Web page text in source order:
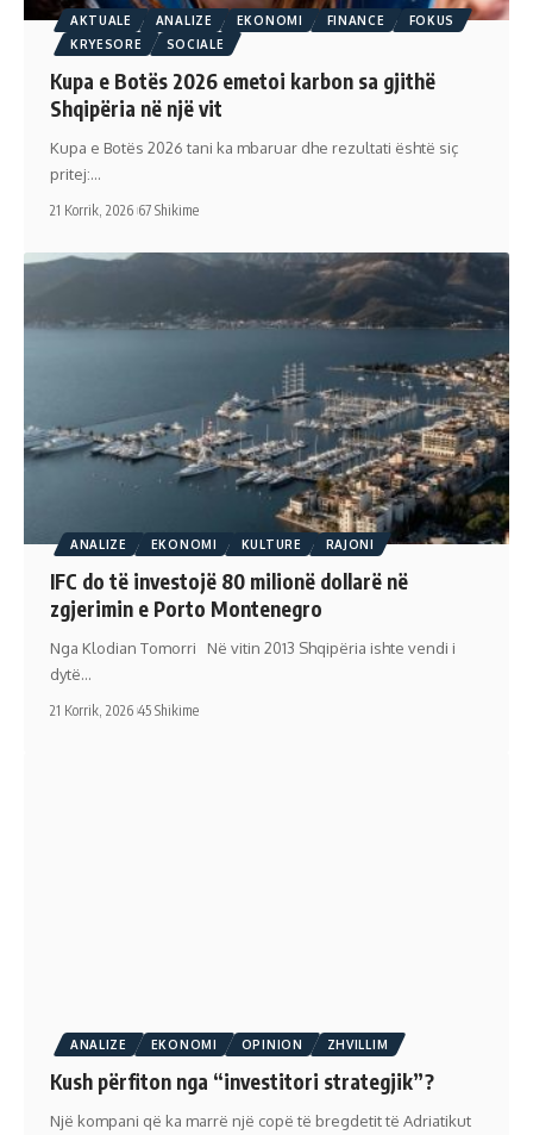
AKTUALE ANALIZE EKONOMI FINANCE
FOKUS
KRYESORE
SOCIALE
Kupa e Botës 2026 emetoi karbon sa gjithë
Shqipëria në një vit
Kupa e Botës 2026 tani ka mbaruar dhe rezultati është siç
pritej:…
21 Korrik, 2026 67 Shikime
ANALIZE EKONOMI KULTURE RAJONI
IFC do të investojë 80 milionë dollarë në
zgjerimin e Porto Montenegro
Nga Klodian Tomorri Në vitin 2013 Shqipëria ishte vendi i
dytë…
21 Korrik, 2026 45 Shikime
ANALIZE EKONOMI OPINION ZHVILLIM
Kush përfiton nga “investitori strategjik”?
Një kompani që ka marrë një copë të bregdetit të Adriatikut